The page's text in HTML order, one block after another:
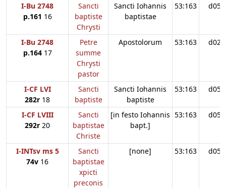
I-Bu 2748
p.161 16
Sancti
baptiste
Chrysti
Sancti Iohannis
baptistae
53:163 d05
I-Bu 2748
p.16417
Petre
summe
Chrysti
pastor
Apostolorum 53:163 d02
I-CF LVI
282r 18
Sancti
baptiste
Sancti Iohannis
baptiste
53:163 d05
I-CF LVIII
292r 20
Sancti
baptistae
Christe
[in festo Iohannis
bapt.]
53:163 d05
I-INTsv ms 5
74v 16
Sancti
baptistae
xpicti
preconis
[none] 53:163 d05